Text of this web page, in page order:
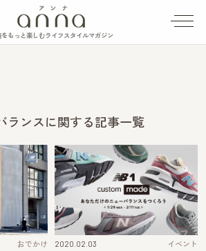
をもっと楽しむライフスタイルマガジン
ランスに関する記事一覧
おでかけ 2020.02.03 イベント